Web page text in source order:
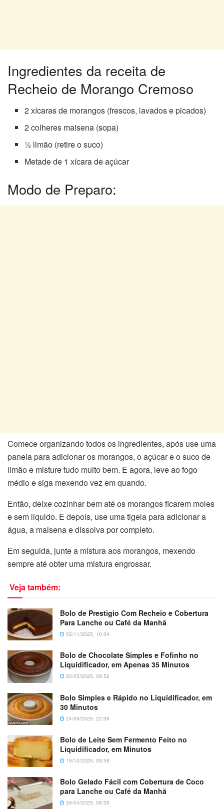
Ingredientes da receita de
Recheio de Morango Cremoso
2 xícaras de morangos (frescos, lavados e picados)
2 colheres maisena (sopa)
½ limão (retire o suco)
Metade de 1 xícara de açúcar
Modo de Preparo:
Comece organizando todos os ingredientes, após use uma
panela para adicionar os morangos, o açúcar e o suco de
limão e misture tudo muito bem. E agora, leve ao fogo
médio e siga mexendo vez em quando.
Então, deixe cozinhar bem até os morangos ficarem moles
e sem liquido. E depois, use uma tigela para adicionar a
água, a maisena e dissolva por completo.
Em seguida, junte a mistura aos morangos, mexendo
sempre até obter uma mistura engrossar.
Veja também:
Bolo de Prestigio Com Recheio e Cobertura
Para Lanche ou Café da Manhã
02/11/2025, 10:04
Bolo de Chocolate Simples e Fofinho no
Liquidificador, em Apenas 35 Minutos
20/05/2025, 09:52
Bolo Simples e Rápido no Liquidificador, em
30 Minutos
24/09/2025, 22:09
Bolo de Leite Sem Fermento Feito no
Liquidificador, em Minutos
18/10/2025, 09:58
Bolo Gelado Fácil com Cobertura de Coco
para Lanche ou Café da Manhã
26/04/2025, 08:09